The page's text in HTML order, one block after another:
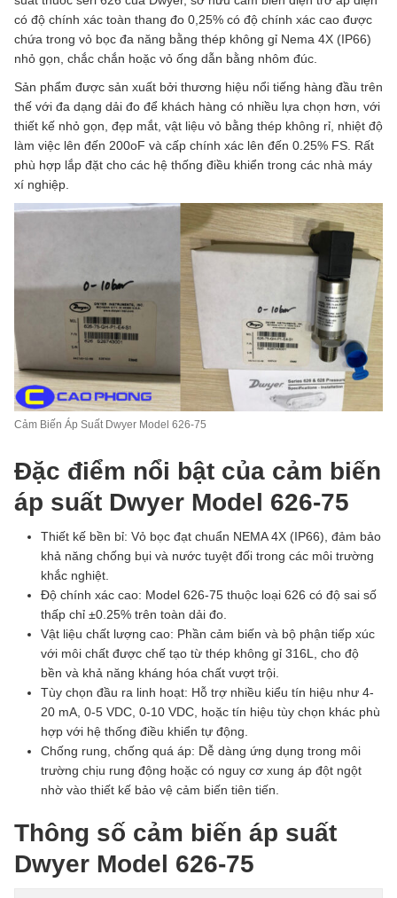
có độ chính xác toàn thang đo 0,25% có độ chính xác cao được
chứa trong vỏ bọc đa năng bằng thép không gỉ Nema 4X (IP66)
nhỏ gọn, chắc chắn hoặc vỏ ống dẫn bằng nhôm đúc.
Sản phẩm được sản xuất bởi thương hiệu nổi tiếng hàng đầu trên
thế với đa dạng dải đo để khách hàng có nhiều lựa chọn hơn, với
thiết kế nhỏ gọn, đẹp mắt, vật liệu vỏ bằng thép không rỉ, nhiệt độ
làm việc lên đến 200oF và cấp chính xác lên đến 0.25% FS. Rất
phù hợp lắp đặt cho các hệ thống điều khiển trong các nhà máy
xí nghiệp.
Cảm Biến Áp Suất Dwyer Model 626-75
Đặc điểm nổi bật của cảm biến
áp suất Dwyer Model 626-75
Thiết kế bền bỉ: Vỏ bọc đạt chuẩn NEMA 4X (IP66), đảm bảo
khả năng chống bụi và nước tuyệt đối trong các môi trường
khắc nghiệt.
Độ chính xác cao: Model 626-75 thuộc loại 626 có độ sai số
thấp chỉ ±0.25% trên toàn dải đo.
Vật liệu chất lượng cao: Phần cảm biến và bộ phận tiếp xúc
với môi chất được chế tạo từ thép không gỉ 316L, cho độ
bền và khả năng kháng hóa chất vượt trội.
Tùy chọn đầu ra linh hoạt: Hỗ trợ nhiều kiểu tín hiệu như 4-
20 mA, 0-5 VDC, 0-10 VDC, hoặc tín hiệu tùy chọn khác phù
hợp với hệ thống điều khiển tự động.
Chống rung, chống quá áp: Dễ dàng ứng dụng trong môi
trường chịu rung động hoặc có nguy cơ xung áp đột ngột
nhờ vào thiết kế bảo vệ cảm biến tiên tiến.
Thông số cảm biến áp suất
Dwyer Model 626-75